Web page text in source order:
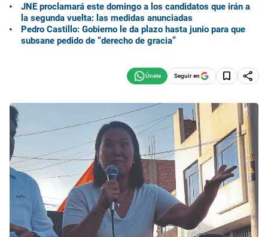
JNE proclamará este domingo a los candidatos que irán a
la segunda vuelta: las medidas anunciadas
Pedro Castillo: Gobierno le da plazo hasta junio para que
subsane pedido de “derecho de gracia”
Seguir en